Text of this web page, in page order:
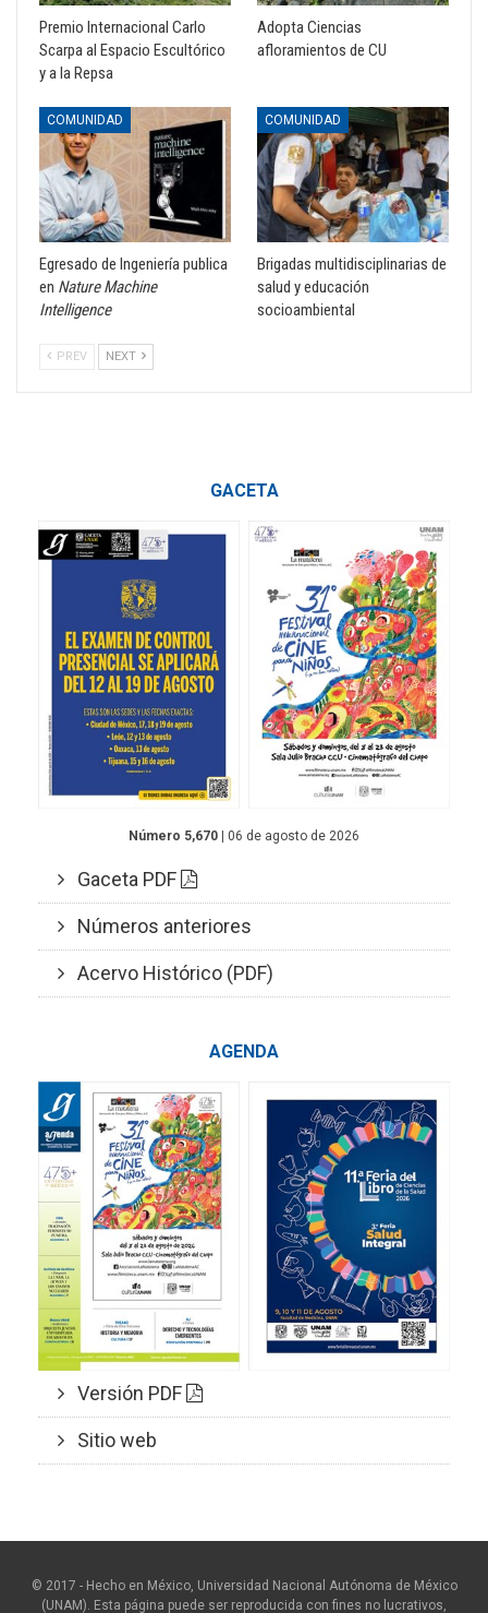
Premio Internacional Carlo
Scarpa al Espacio Escultórico
y a la Repsa
Adopta Ciencias
afloramientos de CU
COMUNIDAD
Egresado de Ingeniería publica
en Nature Machine
Intelligence
COMUNIDAD
Brigadas multidisciplinarias de
salud y educación
socioambiental
PREV NEXT
GACETA
Número 5,670 | 06 de agosto de 2026
Gaceta PDF
Números anteriores
Acervo Histórico (PDF)
AGENDA
Versión PDF
Sitio web
© 2017 - Hecho en México, Universidad Nacional Autónoma de México
(UNAM). Esta página puede ser reproducida con fines no lucrativos,